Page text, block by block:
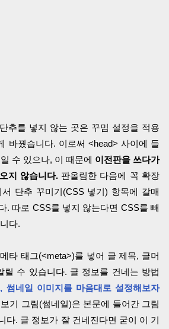
추를 넣지 않는 곳은 꾸밈 설정을 적용
바꿨습니다. 이로써 <head> 사이에 들
수 있으나, 이 때문에 이전판을 쓰다가
지 않습니다.판올림한 다음에 꼭 확장
단추 꾸미기(CSS 넣기) 항목에 갈매
. 따로 CSS를 넣지 않는다면 CSS를 빼
다.
타 태그(<meta>)를 넣어 글 제목, 글머
릴 수 있습니다. 글 정보를 건네는 방법
썸네일 이미지를 마음대로 설정해보자
기 그림(썸네일)은 본문에 들어간 그림
다. 글 정보가 잘 건네진다면 굳이 이 기